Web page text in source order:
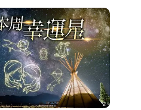
，宏碁7日晚間發布重大
接手後發現兆基屋管存
因此辭去董事長、法人
務，宏碁並同步退出經